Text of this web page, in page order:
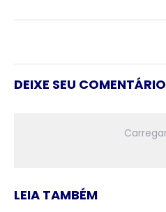
DEIXE SEU COMENTÁRIO
LEIA TAMBÉM